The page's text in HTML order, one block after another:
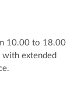
10.00 to 18.00
extended